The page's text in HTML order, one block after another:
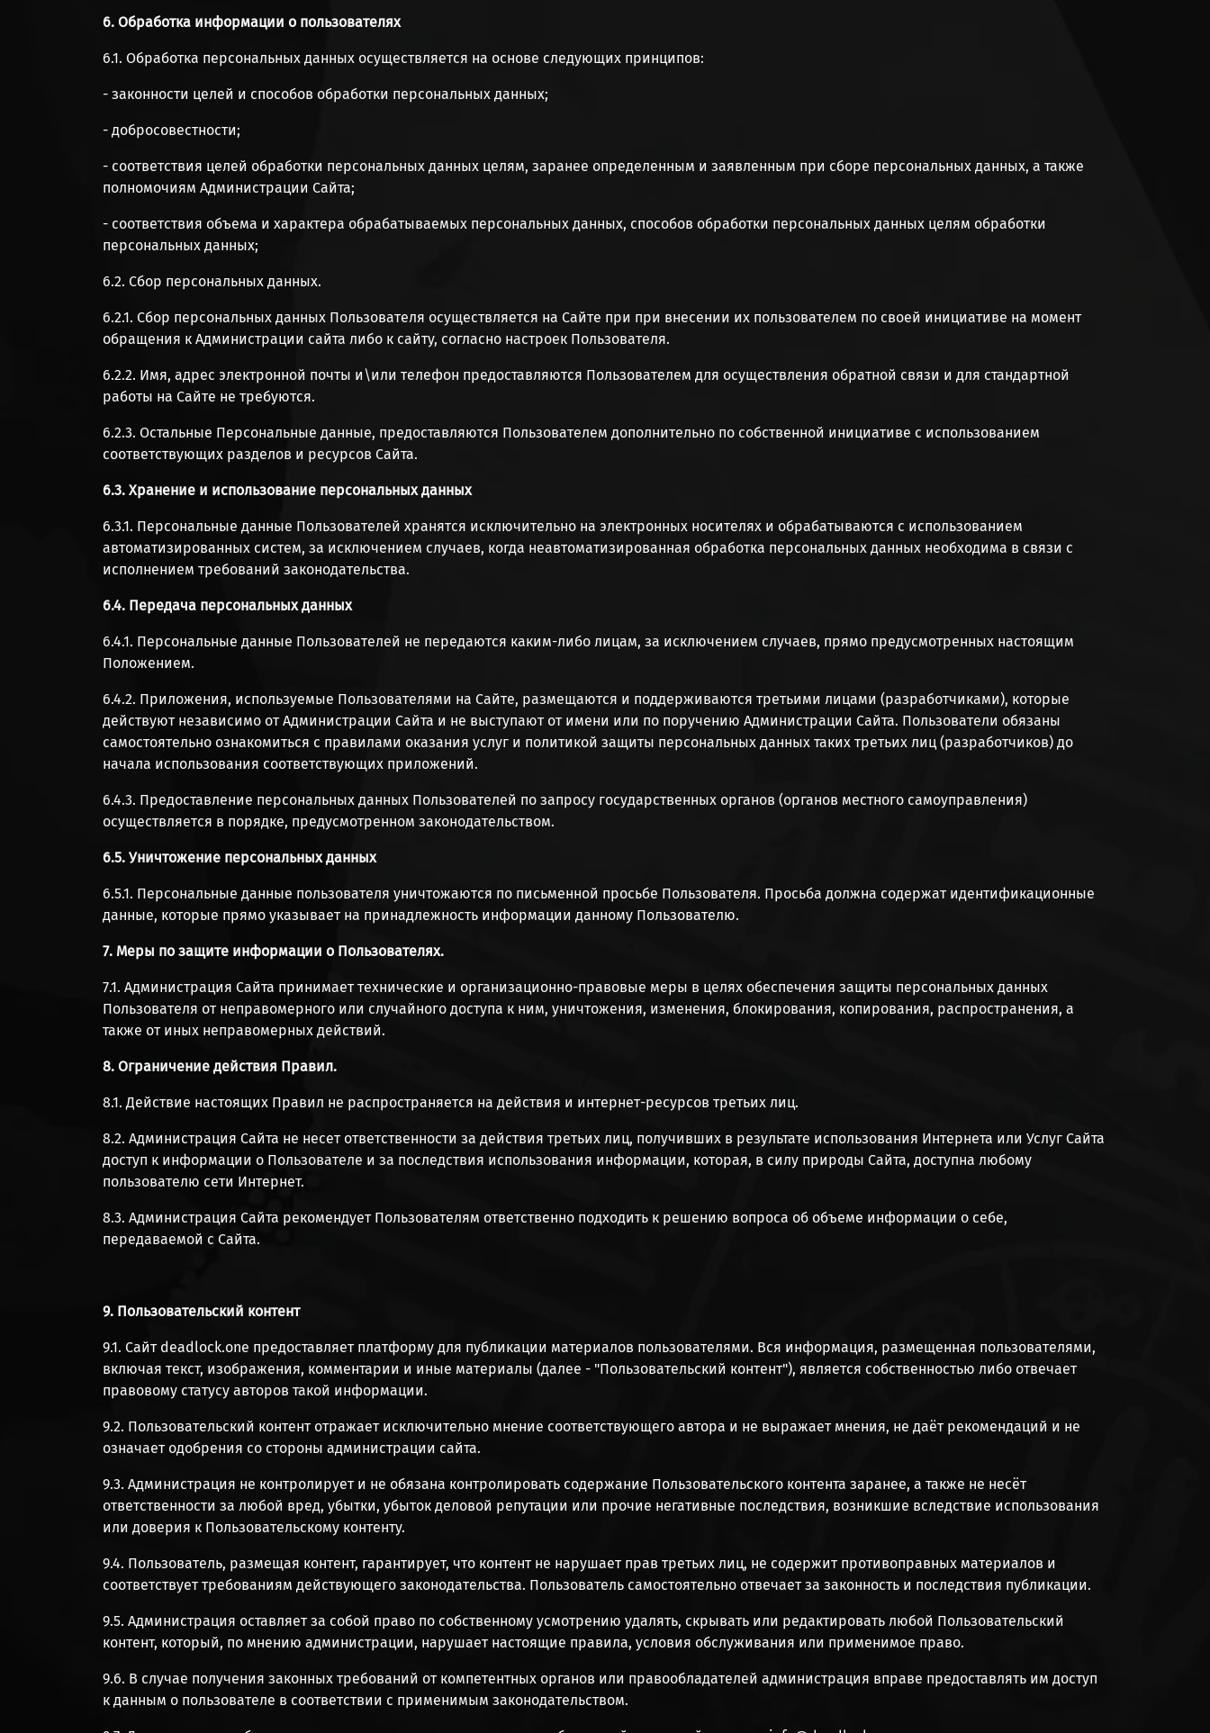
6. Обработка информации о пользователях
6.1. Обработка персональных данных осуществляется на основе следующих принципов:
- законности целей и способов обработки персональных данных;
- добросовестности;
- соответствия целей обработки персональных данных целям, заранее определенным и заявленным при сборе персональных данных, а также
полномочиям Администрации Сайта;
- соответствия объема и характера обрабатываемых персональных данных, способов обработки персональных данных целям обработки
персональных данных;
6.2. Сбор персональных данных.
6.2.1. Сбор персональных данных Пользователя осуществляется на Сайте при при внесении их пользователем по своей инициативе на момент
обращения к Администрации сайта либо к сайту, согласно настроек Пользователя.
6.2.2. Имя, адрес электронной почты и\или телефон предоставляются Пользователем для осуществления обратной связи и для стандартной
работы на Сайте не требуются.
6.2.3. Остальные Персональные данные, предоставляются Пользователем дополнительно по собственной инициативе с использованием
соответствующих разделов и ресурсов Сайта.
6.3. Хранение и использование персональных данных
6.3.1. Персональные данные Пользователей хранятся исключительно на электронных носителях и обрабатываются с использованием
автоматизированных систем, за исключением случаев, когда неавтоматизированная обработка персональных данных необходима в связи с
исполнением требований законодательства.
6.4. Передача персональных данных
6.4.1. Персональные данные Пользователей не передаются каким-либо лицам, за исключением случаев, прямо предусмотренных настоящим
Положением.
6.4.2. Приложения, используемые Пользователями на Сайте, размещаются и поддерживаются третьими лицами (разработчиками), которые
действуют независимо от Администрации Сайта и не выступают от имени или по поручению Администрации Сайта. Пользователи обязаны
самостоятельно ознакомиться с правилами оказания услуг и политикой защиты персональных данных таких третьих лиц (разработчиков) до
начала использования соответствующих приложений.
6.4.3. Предоставление персональных данных Пользователей по запросу государственных органов (органов местного самоуправления)
осуществляется в порядке, предусмотренном законодательством.
6.5. Уничтожение персональных данных
6.5.1. Персональные данные пользователя уничтожаются по письменной просьбе Пользователя. Просьба должна содержат идентификационные
данные, которые прямо указывает на принадлежность информации данному Пользователю.
7. Меры по защите информации о Пользователях.
7.1. Администрация Сайта принимает технические и организационно-правовые меры в целях обеспечения защиты персональных данных
Пользователя от неправомерного или случайного доступа к ним, уничтожения, изменения, блокирования, копирования, распространения, а
также от иных неправомерных действий.
8. Ограничение действия Правил.
8.1. Действие настоящих Правил не распространяется на действия и интернет-ресурсов третьих лиц.
8.2. Администрация Сайта не несет ответственности за действия третьих лиц, получивших в результате использования Интернета или Услуг Сайта
доступ к информации о Пользователе и за последствия использования информации, которая, в силу природы Сайта, доступна любому
пользователю сети Интернет.
8.3. Администрация Сайта рекомендует Пользователям ответственно подходить к решению вопроса об объеме информации о себе,
передаваемой с Сайта.
9. Пользовательский контент
9.1. Сайт deadlock.one предоставляет платформу для публикации материалов пользователями. Вся информация, размещенная пользователями,
включая текст, изображения, комментарии и иные материалы (далее - "Пользовательский контент"), является собственностью либо отвечает
правовому статусу авторов такой информации.
9.2. Пользовательский контент отражает исключительно мнение соответствующего автора и не выражает мнения, не даёт рекомендаций и не
означает одобрения со стороны администрации сайта.
9.3. Администрация не контролирует и не обязана контролировать содержание Пользовательского контента заранее, а также не несёт
ответственности за любой вред, убытки, убыток деловой репутации или прочие негативные последствия, возникшие вследствие использования
или доверия к Пользовательскому контенту.
9.4. Пользователь, размещая контент, гарантирует, что контент не нарушает прав третьих лиц, не содержит противоправных материалов и
соответствует требованиям действующего законодательства. Пользователь самостоятельно отвечает за законность и последствия публикации.
9.5. Администрация оставляет за собой право по собственному усмотрению удалять, скрывать или редактировать любой Пользовательский
контент, который, по мнению администрации, нарушает настоящие правила, условия обслуживания или применимое право.
9.6. В случае получения законных требований от компетентных органов или правообладателей администрация вправе предоставлять им доступ
к данным о пользователе в соответствии с применимым законодательством.